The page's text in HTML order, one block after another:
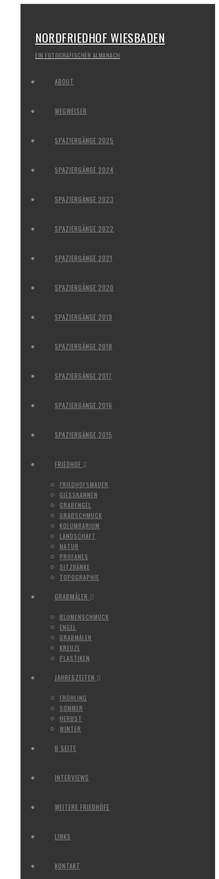
NORDFRIEDHOF WIESBADEN
EIN FOTOGRAFISCHER ALMANACH
ABOUT
WEGWEISER
SPAZIERGÄNGE 2025
SPAZIERGÄNGE 2024
SPAZIERGÄNGE 2023
SPAZIERGÄNGE 2022
SPAZIERGÄNGE 2021
SPAZIERGÄNGE 2020
SPAZIERGÄNGE 2019
SPAZIERGÄNGE 2018
SPAZIERGÄNGE 2017
SPAZIERGÄNGE 2016
SPAZIERGÄNGE 2015
FRIEDHOF
FRIEDHOFSMAUER
GIESSKANNEN
GRABENGEL
GRABSCHMUCK
KOLUMBARIUM
LANDSCHAFT
NATUR
PROFANES
SITZBÄNKE
TOPOGRAPHIE
GRABMÄLER
BLUMENSCHMUCK
ENGEL
GRABMÄLER
KREUZE
PLASTIKEN
JAHRESZEITEN
FRÜHLING
SOMMER
HERBST
WINTER
B SEITE
INTERVIEWS
WEITERE FRIEDHÖFE
LINKS
KONTAKT